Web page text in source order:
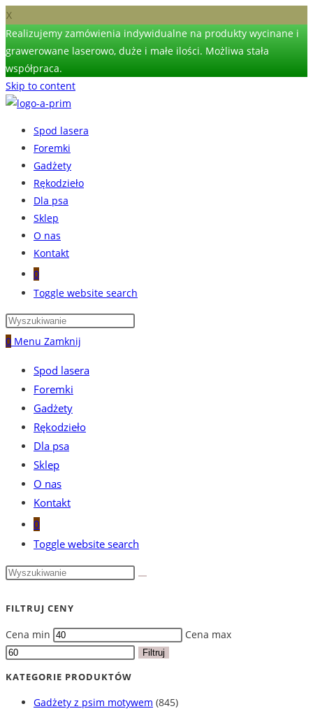
X
Realizujemy zamówienia indywidualne na produkty wycinane i
grawerowane laserowo, duże i małe ilości. Możliwa stała
współpraca.
Skip to content
Spod lasera
Foremki
Gadżety
Rękodzieło
Dla psa
Sklep
O nas
Kontakt
0
Toggle website search
0 Menu Zamknij
Spod lasera
Foremki
Gadżety
Rękodzieło
Dla psa
Sklep
O nas
Kontakt
0
Toggle website search
FILTRUJ CENY
Cena min Cena max
Filtruj
KATEGORIE PRODUKTÓW
Gadżety z psim motywem (845)